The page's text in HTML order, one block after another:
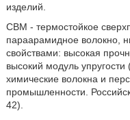
изделий.
СВМ - термостойкое
параарамидное волокно,
свойствами: высокая
высокий модуль
химические волокна и
промышленности.
42).